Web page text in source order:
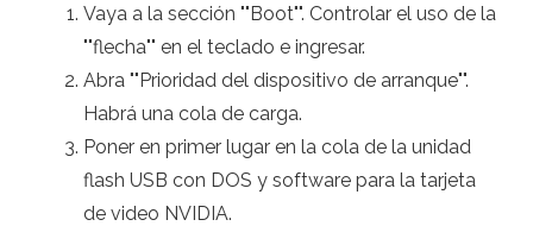
Vaya a la sección ""Boot"". Controlar el uso de la
""flecha"" en el teclado e ingresar.
Abra ""Prioridad del dispositivo de arranque"".
Habrá una cola de carga.
Poner en primer lugar en la cola de la unidad
flash USB con DOS y software para la tarjeta
de video NVIDIA.